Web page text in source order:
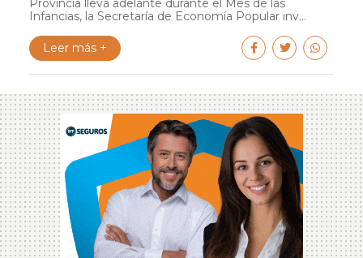
Infancias, la Secretaría de Economía Popular inv...
Leer más +